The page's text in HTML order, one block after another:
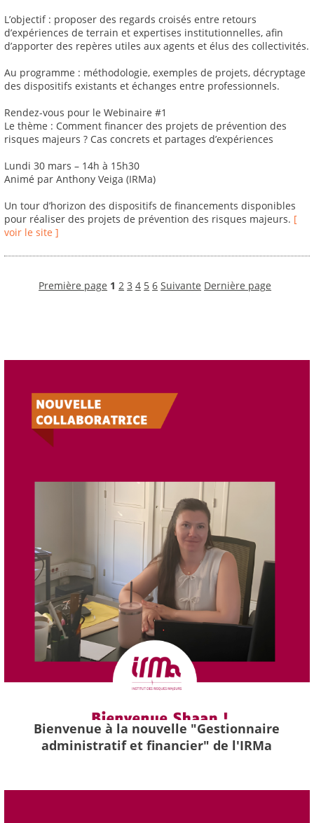
L’objectif : proposer des regards croisés entre retours
d’expériences de terrain et expertises institutionnelles, afin
d’apporter des repères utiles aux agents et élus des collectivités.
Au programme : méthodologie, exemples de projets, décryptage
des dispositifs existants et échanges entre professionnels.
Rendez-vous pour le Webinaire #1
Le thème : Comment financer des projets de prévention des
risques majeurs ? Cas concrets et partages d’expériences
Lundi 30 mars – 14h à 15h30
Animé par Anthony Veiga (IRMa)
Un tour d’horizon des dispositifs de financements disponibles
pour réaliser des projets de prévention des risques majeurs. [
voir le site ]
Première page 1 2 3 4 5 6 Suivante Dernière page
Bienvenue à la nouvelle "Gestionnaire
administratif et financier" de l'IRMa